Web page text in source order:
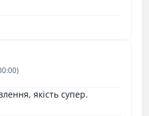
якість супер.